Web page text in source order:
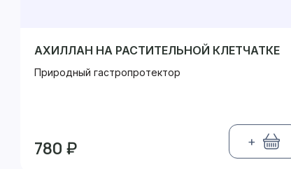
АХИЛЛАН НА РАСТИТЕЛЬНОЙ КЛЕТЧАТКЕ
Природный гастропротектор
780 ₽ +